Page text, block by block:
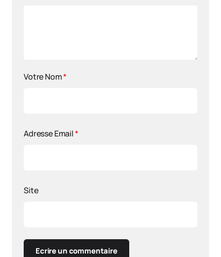
Votre Nom*
Adresse Email*
Site
Ecrire un commentaire